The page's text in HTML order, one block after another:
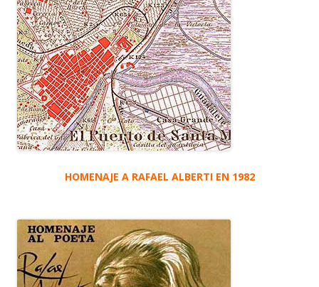
HOMENAJE A RAFAEL ALBERTI EN 1982